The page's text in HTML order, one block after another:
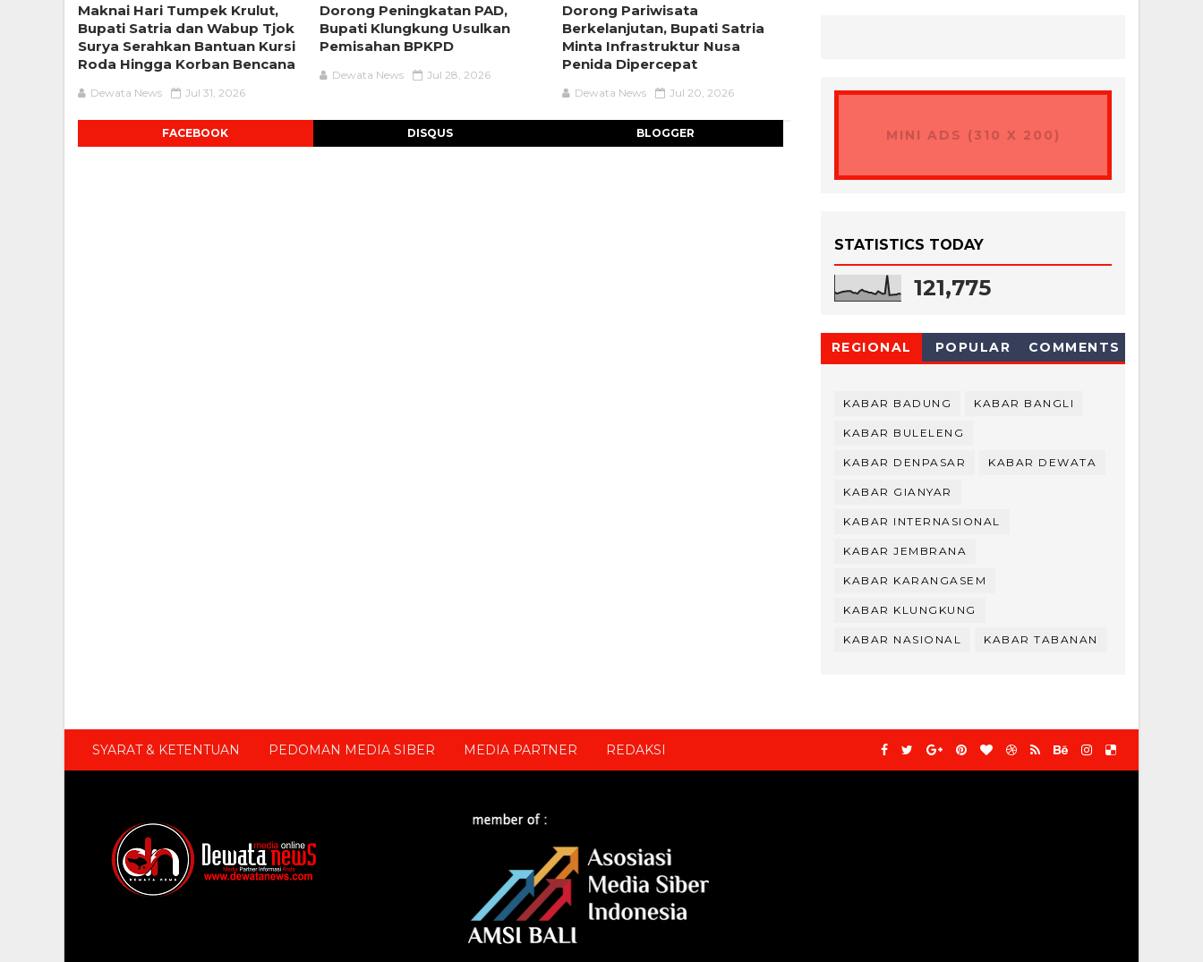
Maknai Hari Tumpek Krulut,
Bupati Satria dan Wabup Tjok
Surya Serahkan Bantuan Kursi
Roda Hingga Korban Bencana
Dewata News Jul 31, 2026
Dorong Peningkatan PAD,
Bupati Klungkung Usulkan
Pemisahan BPKPD
Dewata News Jul 28, 2026
Dorong Pariwisata
Berkelanjutan, Bupati Satria
Minta Infrastruktur Nusa
Penida Dipercepat
Dewata News Jul 20, 2026
FACEBOOK DISQUS BLOGGER MINI ADS (310 X 200)
STATISTICS TODAY
121,775
REGIONAL POPULAR COMMENTS
KABAR BADUNG KABAR BANGLI
KABAR BULELENG
KABAR DENPASAR KABAR DEWATA
KABAR GIANYAR
KABAR INTERNASIONAL
KABAR JEMBRANA
KABAR KARANGASEM
KABAR KLUNGKUNG
KABAR NASIONAL KABAR TABANAN
SYARAT & KETENTUAN PEDOMAN MEDIA SIBER MEDIA PARTNER REDAKSI